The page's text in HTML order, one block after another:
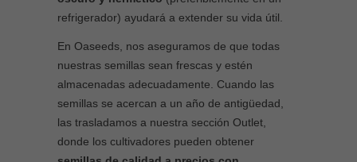
refrigerador) ayudará a extender su vida útil.
En Oaseeds, nos aseguramos de que todas
nuestras semillas sean frescas y estén
almacenadas adecuadamente. Cuando las
semillas se acercan a un año de antigüedad,
las trasladamos a nuestra sección Outlet,
donde los cultivadores pueden obtener